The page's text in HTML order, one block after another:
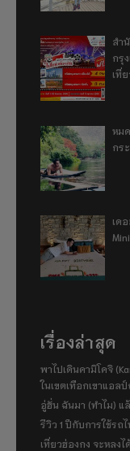
สำ
กรุ
เที่
หม
กร
เด
เรื่องล่าสุด
พาไปเดินคามิโคจิ
ในเขตเทือกเขาแอล
อู่ฮั่น ฉันมา (ทำไม) แ
รีวิว 1 ปีกับการใช้รถ
เที่ยวฮ่องกง จะหลงไ